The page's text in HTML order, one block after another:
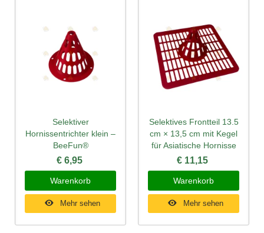
Selektiver
Hornissentrichter klein –
BeeFun®
€ 6,95
Warenkorb
Mehr sehen
Selektives Frontteil 13.5
cm × 13,5 cm mit Kegel
für Asiatische Hornisse
€ 11,15
Warenkorb
Mehr sehen